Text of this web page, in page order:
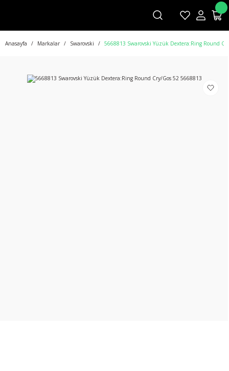
Anasayfa Markalar Swarovski 5668813 Swarovski Yüzük Dextera:Ring Round